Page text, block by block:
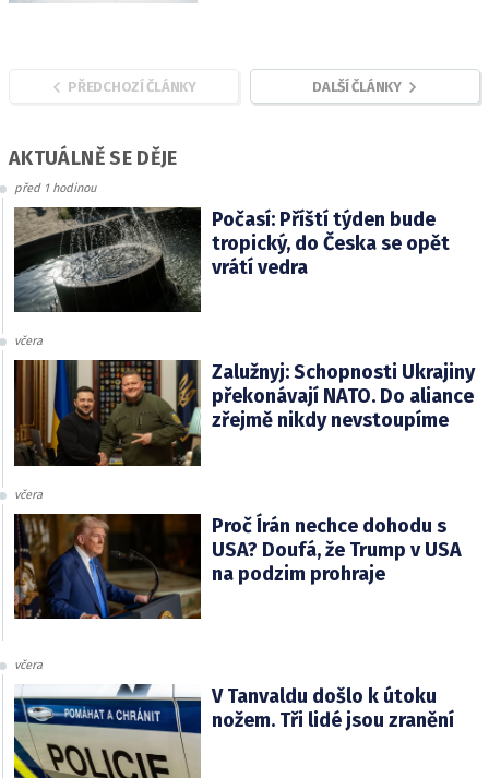
PŘEDCHOZÍ ČLÁNKY DALŠÍ ČLÁNKY
AKTUÁLNĚ SE DĚJE
před 1 hodinou
Počasí: Příští týden bude
tropický, do Česka se opět
vrátí vedra
včera
Zalužnyj: Schopnosti Ukrajiny
překonávají NATO. Do aliance
zřejmě nikdy nevstoupíme
včera
Proč Írán nechce dohodu s
USA? Doufá, že Trump v USA
na podzim prohraje
včera
V Tanvaldu došlo k útoku
nožem. Tři lidé jsou zranění